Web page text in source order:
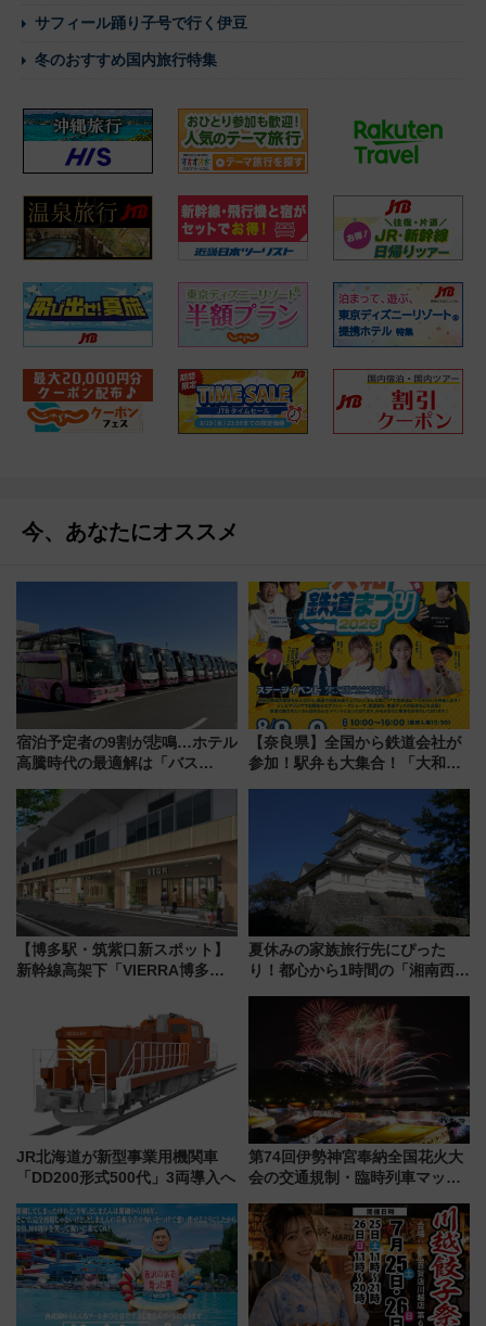
サフィール踊り子号で行く伊豆
冬のおすすめ国内旅行特集
今、あなたにオススメ
宿泊予定者の9割が悲鳴…ホテル
高騰時代の最適解は「バス
した、推し活遠征や観光時のリ
アルな懐事情
【奈良県】全国から鉄道会社が
参加！駅弁も大集合！「大和鉄
【博多駅・筑紫口新スポット】
新幹線高架下「VIERRA博多テ
など注目の全6店舗 「博多活憩
通り」も一新
夏休みの家族旅行先にぴった
り！都心から1時間の「湘南西エ
島とは異なる魅力を持つ今夏の
注目スポット
JR北海道が新型事業用機関車
「DD200形式500代」3両導入へ
第74回伊勢神宮奉納全国花火大
会の交通規制・臨時列車マッ
セス